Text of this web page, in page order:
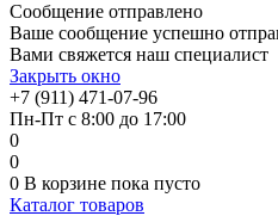
Сообщение отправлено
Ваше сообщение успешно
Вами свяжется наш специалист
Закрыть окно
+7 (911) 471-07-96
Пн-Пт с 8:00 до 17:00
0
0
0 В корзине пока пусто
Каталог товаров